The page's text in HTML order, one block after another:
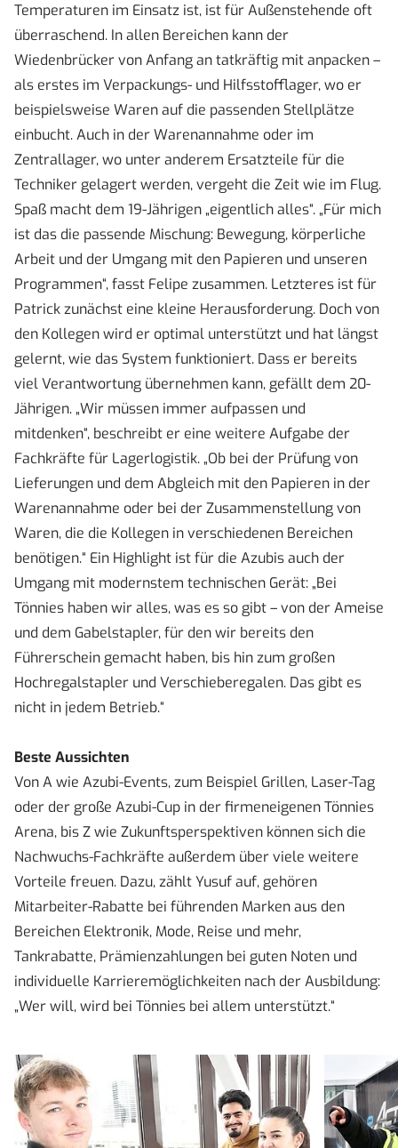
Temperaturen im Einsatz ist, ist für Außenstehende oft
überraschend. In allen Bereichen kann der
Wiedenbrücker von Anfang an tatkräftig mit anpacken –
als erstes im Verpackungs- und Hilfsstofflager, wo er
beispielsweise Waren auf die passenden Stellplätze
einbucht. Auch in der Warenannahme oder im
Zentrallager, wo unter anderem Ersatzteile für die
Techniker gelagert werden, vergeht die Zeit wie im Flug.
Spaß macht dem 19-Jährigen „eigentlich alles“. „Für mich
ist das die passende Mischung: Bewegung, körperliche
Arbeit und der Umgang mit den Papieren und unseren
Programmen“, fasst Felipe zusammen. Letzteres ist für
Patrick zunächst eine kleine Herausforderung. Doch von
den Kollegen wird er optimal unterstützt und hat längst
gelernt, wie das System funktioniert. Dass er bereits
viel Verantwortung übernehmen kann, gefällt dem 20-
Jährigen. „Wir müssen immer aufpassen und
mitdenken“, beschreibt er eine weitere Aufgabe der
Fachkräfte für Lagerlogistik. „Ob bei der Prüfung von
Lieferungen und dem Abgleich mit den Papieren in der
Warenannahme oder bei der Zusammenstellung von
Waren, die die Kollegen in verschiedenen Bereichen
benötigen.“ Ein Highlight ist für die Azubis auch der
Umgang mit modernstem technischen Gerät: „Bei
Tönnies haben wir alles, was es so gibt – von der Ameise
und dem Gabelstapler, für den wir bereits den
Führerschein gemacht haben, bis hin zum großen
Hochregalstapler und Verschieberegalen. Das gibt es
nicht in jedem Betrieb.“
Beste Aussichten
Von A wie Azubi-Events, zum Beispiel Grillen, Laser-Tag
oder der große Azubi-Cup in der firmeneigenen Tönnies
Arena, bis Z wie Zukunfts­perspektiven können sich die
Nachwuchs-Fachkräfte außerdem über viele weitere
Vorteile freuen. Dazu, zählt Yusuf auf, gehören
Mitarbeiter-Rabatte bei führenden Marken aus den
Bereichen Elektronik, Mode, Reise und mehr,
Tankrabatte, Prämienzahlungen bei guten Noten und
individuelle Karrieremöglichkeiten nach der Ausbildung:
„Wer will, wird bei Tönnies bei allem unterstützt.“